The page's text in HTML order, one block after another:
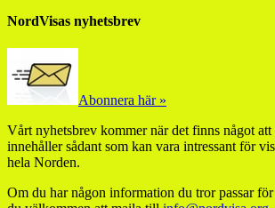
NordVisas nyhetsbrev
Abonnera här »
Vårt nyhetsbrev kommer när det finns något att
innehåller sådant som kan vara intressant för
hela Norden.
Om du har någon information du tror passar